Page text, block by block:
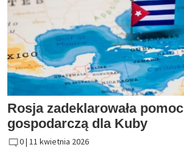
Rosja zadeklarowała pomoc
gospodarczą dla Kuby
0 | 11 kwietnia 2026